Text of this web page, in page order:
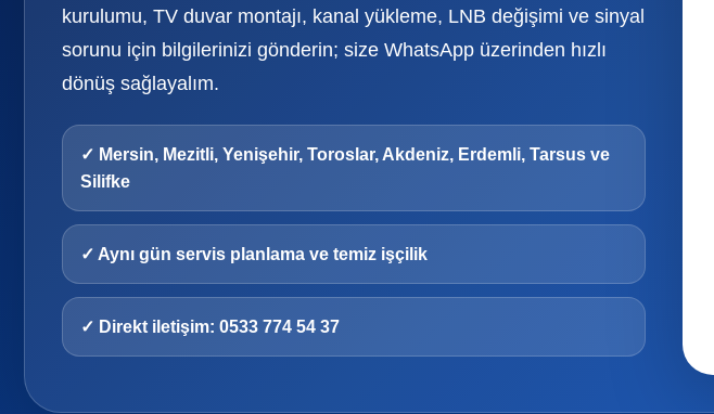
kurulumu, TV duvar montajı, kanal yükleme, LNB değişimi ve sinyal
sorunu için bilgilerinizi gönderin; size WhatsApp üzerinden hızlı
dönüş sağlayalım.
✓ Mersin, Mezitli, Yenişehir, Toroslar, Akdeniz, Erdemli, Tarsus ve
Silifke
✓ Aynı gün servis planlama ve temiz işçilik
✓ Direkt iletişim: 0533 774 54 37